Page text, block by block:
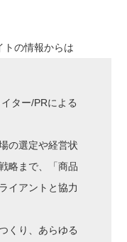
トの情報からは
ター/PRによる
の選定や経営状
略まで、「商品
イアントと協力
くり、あらゆる